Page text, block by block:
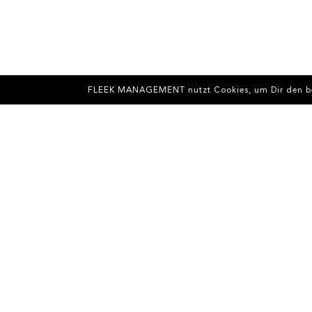
FLEEK MANAGEMENT nutzt Cookies, um Dir